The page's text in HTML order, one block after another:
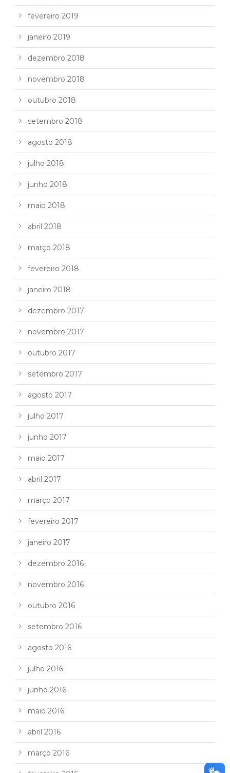
fevereiro 2019
janeiro 2019
dezembro 2018
novembro 2018
outubro 2018
setembro 2018
agosto 2018
julho 2018
junho 2018
maio 2018
abril 2018
março 2018
fevereiro 2018
janeiro 2018
dezembro 2017
novembro 2017
outubro 2017
setembro 2017
agosto 2017
julho 2017
junho 2017
maio 2017
abril 2017
março 2017
fevereiro 2017
janeiro 2017
dezembro 2016
novembro 2016
outubro 2016
setembro 2016
agosto 2016
julho 2016
junho 2016
maio 2016
abril 2016
março 2016